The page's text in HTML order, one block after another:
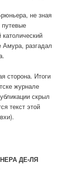
не зная
путевые
Амура, разгадал
сторона. Итоги
журнале
скрыл
текст этой
ДЕ-ЛЯ